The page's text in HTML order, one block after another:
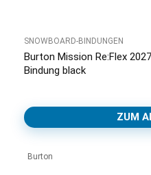
SNOWBOARD-BINDUNGEN
Burton Mission Re:Flex
Bindung black
ZUM
Burton